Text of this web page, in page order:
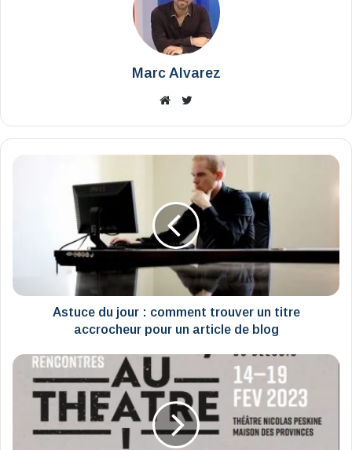
Marc Alvarez
Website
accrocheur
de
blog
Astuce du jour : comment trouver un titre
accrocheur pour un article de blog
Du
février